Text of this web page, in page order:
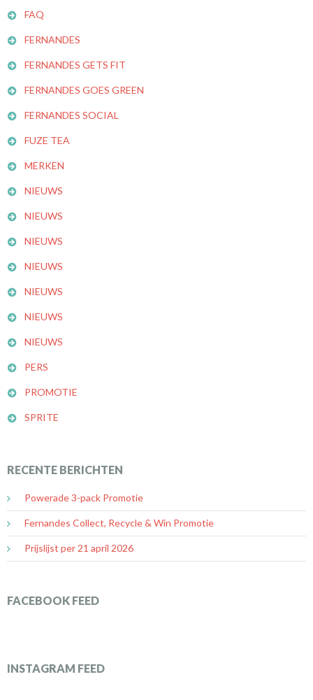
FAQ
FERNANDES
FERNANDES GETS FIT
FERNANDES GOES GREEN
FERNANDES SOCIAL
FUZE TEA
MERKEN
NIEUWS
NIEUWS
NIEUWS
NIEUWS
NIEUWS
NIEUWS
NIEUWS
PERS
PROMOTIE
SPRITE
RECENTE BERICHTEN
Powerade 3-pack Promotie
Fernandes Collect, Recycle & Win Promotie
Prijslijst per 21 april 2026
FACEBOOK FEED
INSTAGRAM FEED